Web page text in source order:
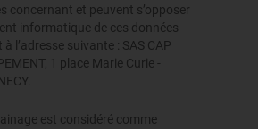
concernant et peuvent s’opposer
informatique de ces données
l’adresse suivante : SAS CAP
1 place Marie Curie -
est considéré comme